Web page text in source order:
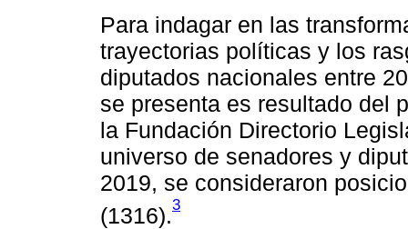
Para indagar en las
trayectorias políticas y los
diputados nacionales entre
se presenta es resultado del
la Fundación Directorio
universo de senadores y
2019, se consideraron
(1316).3